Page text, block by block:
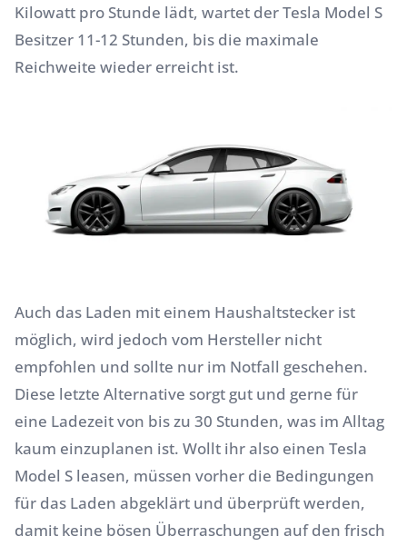
Kilowatt pro Stunde lädt, wartet der Tesla Model S
Besitzer 11-12 Stunden, bis die maximale
Reichweite wieder erreicht ist.
Auch das Laden mit einem Haushaltstecker ist
möglich, wird jedoch vom Hersteller nicht
empfohlen und sollte nur im Notfall geschehen.
Diese letzte Alternative sorgt gut und gerne für
eine Ladezeit von bis zu 30 Stunden, was im Alltag
kaum einzuplanen ist. Wollt ihr also einen Tesla
Model S leasen, müssen vorher die Bedingungen
für das Laden abgeklärt und überprüft werden,
damit keine bösen Überraschungen auf den frisch